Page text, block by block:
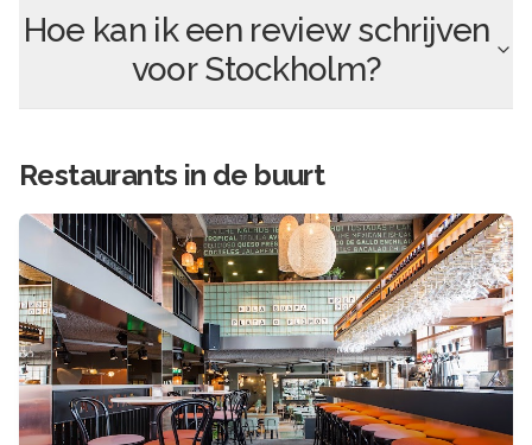
Hoe kan ik een review schrijven
voorStockholm?
Restaurants in de buurt